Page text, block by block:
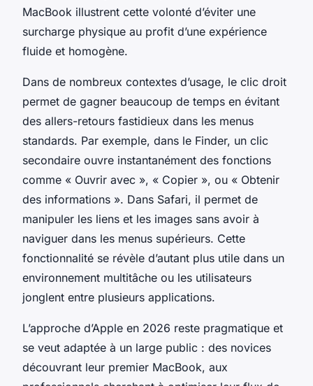
MacBook illustrent cette volonté d’éviter une
surcharge physique au profit d’une expérience
fluide et homogène.
Dans de nombreux contextes d’usage, le clic droit
permet de gagner beaucoup de temps en évitant
des allers-retours fastidieux dans les menus
standards. Par exemple, dans le Finder, un clic
secondaire ouvre instantanément des fonctions
comme « Ouvrir avec », « Copier », ou « Obtenir
des informations ». Dans Safari, il permet de
manipuler les liens et les images sans avoir à
naviguer dans les menus supérieurs. Cette
fonctionnalité se révèle d’autant plus utile dans un
environnement multitâche ou les utilisateurs
jonglent entre plusieurs applications.
L’approche d’Apple en 2026 reste pragmatique et
se veut adaptée à un large public : des novices
découvrant leur premier MacBook, aux